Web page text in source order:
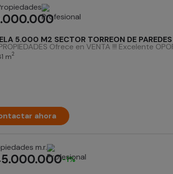
5.000 M2 SECTOR TORREON DE PAREDES
Ofrece en VENTA !!! Excelente
m2
ahora
m.r.
-1%